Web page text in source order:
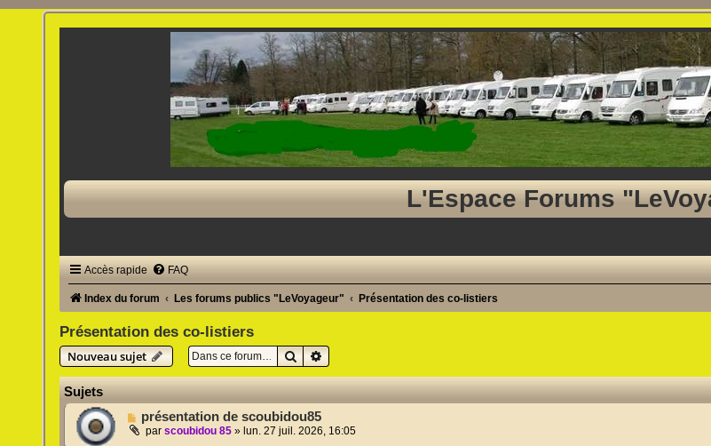
L'Espace Forums
Accès rapide FAQ
Index du forum Les forums publics "LeVoyageur" Présentation des co-listiers
Présentation des co-listiers
Nouveau sujet
RechercherRecherche avancée
Sujets
présentation de scoubidou85
parscoubidou 85 » lun. 27 juil. 2026, 16:05